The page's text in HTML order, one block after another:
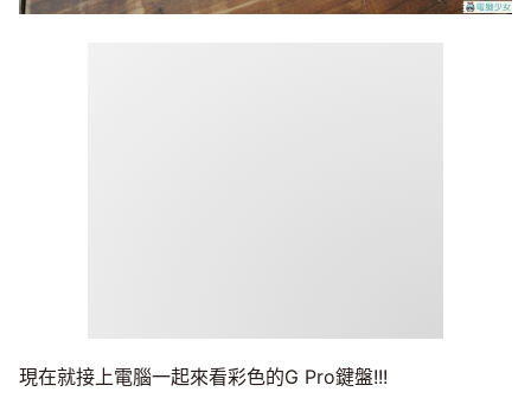
現在就接上電腦一起來看彩色的G Pro鍵盤!!!